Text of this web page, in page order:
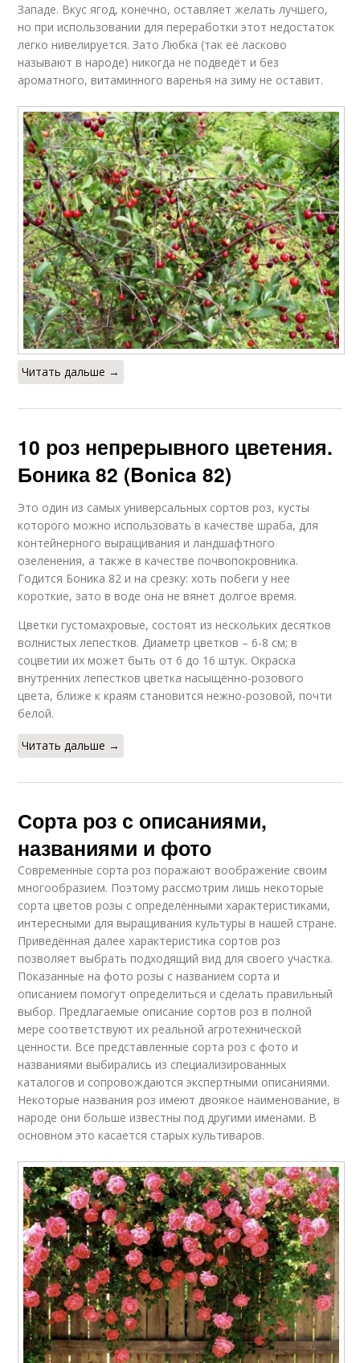
Западе. Вкус ягод, конечно, оставляет желать лучшего,
но при использовании для переработки этот недостаток
легко нивелируется. Зато Любка (так её ласково
называют в народе) никогда не подведёт и без
ароматного, витаминного варенья на зиму не оставит.
Читать дальше →
10 роз непрерывного цветения.
Боника 82 (Bonica 82)
Это один из самых универсальных сортов роз, кусты
которого можно использовать в качестве шраба, для
контейнерного выращивания и ландшафтного
озеленения, а также в качестве почвопокровника.
Годится Боника 82 и на срезку: хоть побеги у нее
короткие, зато в воде она не вянет долгое время.
Цветки густомахровые, состоят из нескольких десятков
волнистых лепестков. Диаметр цветков – 6-8 см; в
соцветии их может быть от 6 до 16 штук. Окраска
внутренних лепестков цветка насыщенно-розового
цвета, ближе к краям становится нежно-розовой, почти
белой.
Читать дальше →
Сорта роз с описаниями,
названиями и фото
Современные сорта роз поражают воображение своим
многообразием. Поэтому рассмотрим лишь некоторые
сорта цветов розы с определёнными характеристиками,
интересными для выращивания культуры в нашей стране.
Приведённая далее характеристика сортов роз
позволяет выбрать подходящий вид для своего участка.
Показанные на фото розы с названием сорта и
описанием помогут определиться и сделать правильный
выбор. Предлагаемые описание сортов роз в полной
мере соответствуют их реальной агротехнической
ценности. Все представленные сорта роз с фото и
названиями выбирались из специализированных
каталогов и сопровождаются экспертными описаниями.
Некоторые названия роз имеют двоякое наименование, в
народе они больше известны под другими именами. В
основном это касается старых культиваров.